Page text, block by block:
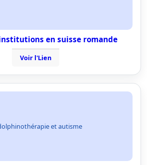
en suisse romande
Voir l'Lien
et autisme